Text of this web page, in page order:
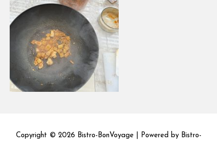
Copyright © 2026 Bistro-BonVoyage| Powered by Bistro-